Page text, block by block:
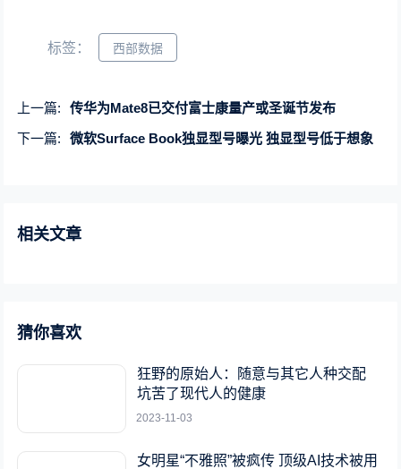
标签： 西部数据
上一篇:
传华为Mate8已交付富士康量产或圣诞节发布
下一篇:
微软Surface Book独显型号曝光 独显型号低于想象
相关文章
猜你喜欢
狂野的原始人：随意与其它人种交配
坑苦了现代人的健康
2023-11-03
女明星“不雅照”被疯传 顶级AI技术被用